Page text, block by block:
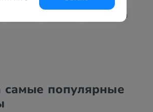
Финляндия
самые популярные